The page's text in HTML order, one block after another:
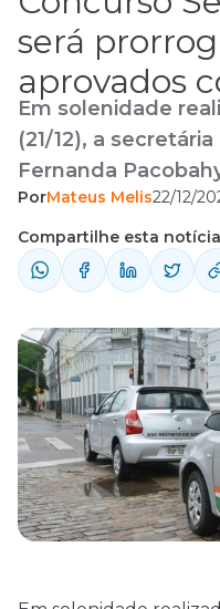
será
aprovados
Em solenidade
(21/12), a
Fernanda
vigência do último
CE (Secretaria de
prorrogada por
mais 58 aprovados
convocados.
também contou
PorMateus Melis22/12/
Compartilhe esta notícia